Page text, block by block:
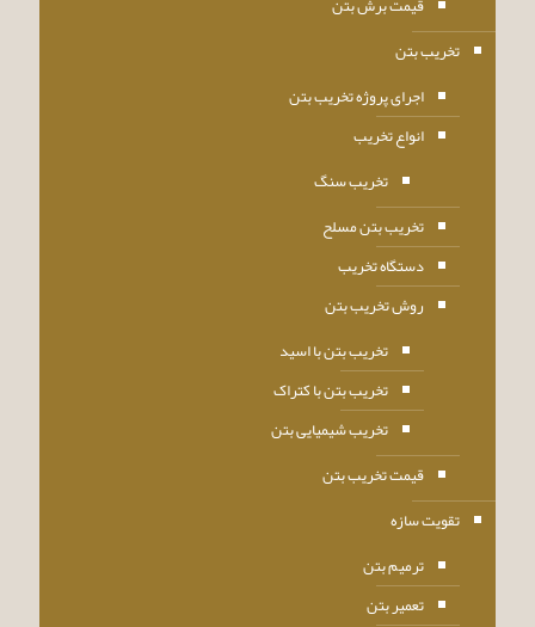
تخریب بتن
اجرای پروژه تخریب بتن
انواع تخریب
تخریب سنگ
تخریب بتن مسلح
دستگاه تخریب
روش تخریب بتن
تخریب بتن با اسید
تخریب بتن با کتراک
تخریب شیمیایی بتن
قیمت تخریب بتن
تقویت سازه
ترمیم بتن
تعمیر بتن